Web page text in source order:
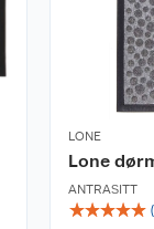
LONE
Lone
ANTRASITT
☆☆☆☆☆ (